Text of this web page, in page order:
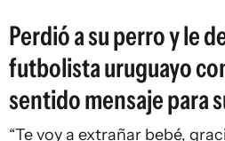
Perdió a su perro y le
futbolista uruguayo
sentido mensaje para
“Te voy a extrañar bebé,